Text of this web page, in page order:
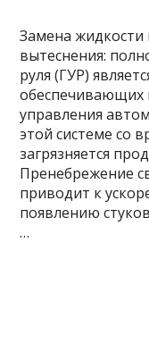
Замена жидкости
вытеснения:
руля (ГУР)
обеспечивающих
управления
этой системе со
загрязняется
Пренебрежение
приводит к
появлению
…